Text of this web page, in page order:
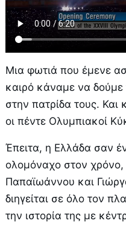
Μια φωτιά που έμενε
καιρό κάναμε να
στην πατρίδα τους.
οι πέντε Ολυμπιακοί
Έπειτα, η Ελλάδα σαν
ολομόναχο στον χρόνο,
Παπαϊωάννου και
διηγείται σε όλο τον
την ιστορία της με